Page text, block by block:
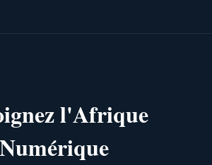
l'Afrique
Numérique